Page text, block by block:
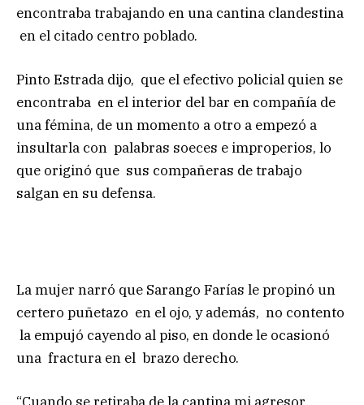
encontraba trabajando en una cantina clandestina
en el citado centro poblado.
Pinto Estrada dijo, que el efectivo policial quien se
encontraba en el interior del bar en compañía de
una fémina, de un momento a otro a empezó a
insultarla con palabras soeces e improperios, lo
que originó que sus compañeras de trabajo
salgan en su defensa.
La mujer narró que Sarango Farías le propinó un
certero puñetazo en el ojo, y además, no contento
la empujó cayendo al piso, en donde le ocasionó
una fractura en el brazo derecho.